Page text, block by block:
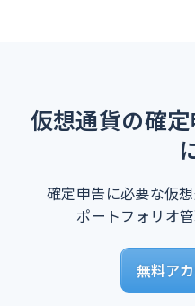
仮想通貨の確
確定申告に必要な仮
ポートフォリオ
無料ア